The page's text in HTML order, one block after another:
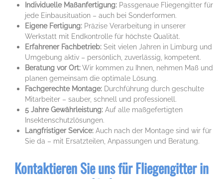
Individuelle Maßanfertigung: Passgenaue Fliegengitter für
jede Einbausituation – auch bei Sonderformen.
Eigene Fertigung: Präzise Verarbeitung in unserer
Werkstatt mit Endkontrolle für höchste Qualität.
Erfahrener Fachbetrieb: Seit vielen Jahren in Limburg und
Umgebung aktiv – persönlich, zuverlässig, kompetent.
Beratung vor Ort:Wir kommen zu Ihnen, nehmen Maß und
planen gemeinsam die optimale Lösung.
Fachgerechte Montage: Durchführung durch geschulte
Mitarbeiter – sauber, schnell und professionell.
5 Jahre Gewährleistung: Auf alle maßgefertigten
Insektenschutzlösungen.
Langfristiger Service: Auch nach der Montage sind wir für
Sie da – mit Ersatzteilen, Anpassungen und Beratung.
Kontaktieren Sie uns für Fliegengitter in